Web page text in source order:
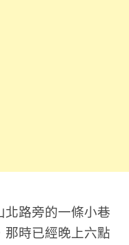
北路旁的一條小巷
那時已經晚上六點